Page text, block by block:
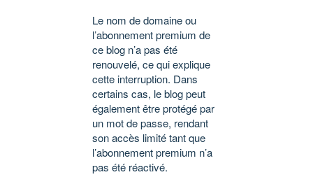
Le nom de domaine ou
l’abonnement premium de
ce blog n’a pas été
renouvelé, ce qui explique
cette interruption. Dans
certains cas, le blog peut
également être protégé par
un mot de passe, rendant
son accès limité tant que
l’abonnement premium n’a
pas été réactivé.